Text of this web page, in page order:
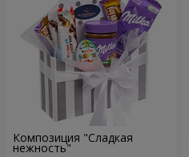
Композиция "Сладкая
нежность"